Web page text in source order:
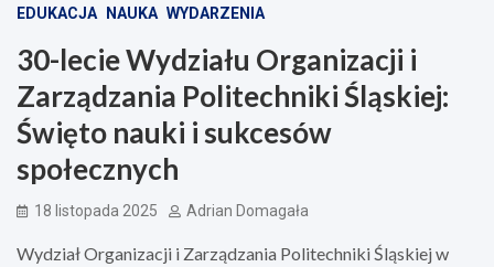
EDUKACJA NAUKA WYDARZENIA
30-lecie Wydziału Organizacji i
Zarządzania Politechniki Śląskiej:
Święto nauki i sukcesów
społecznych
18 listopada 2025 Adrian Domagała
Wydział Organizacji i Zarządzania Politechniki Śląskiej w